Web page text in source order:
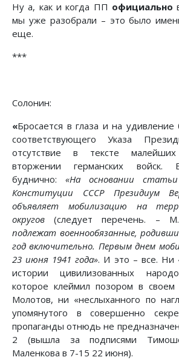
Ну а, как и когда ПП официально
мы уже разобрали – это было
еще.
***
Солонин:
«Бросается в глаза и на удивление
соответствующего Указа
отсутствие в тексте
вторжении германских войск.
буднично: «На основании
Конституции СССР Президиум
объявляет мобилизацию на
округов (следует перечень. –
подлежат военнообязанные,
год включительно. Первым днем
23 июня 1941 года». И это – все. Ни
истории цивилизованных
которое клеймил позором в
Молотов, ни «неслыханного по
упомянутого в совершенно
пропаганды отнюдь не
2 (вышла за подписями
Маленкова в 7-15 22 июня).